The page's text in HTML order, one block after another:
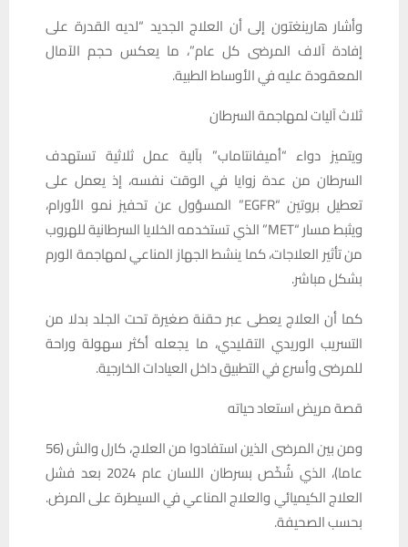
وأشار هارينغتون إلى أن العلاج الجديد “لديه القدرة على
إفادة آلاف المرضى كل عام”، ما يعكس حجم الآمال
المعقودة عليه في الأوساط الطبية.
ثلاث آليات لمهاجمة السرطان
ويتميز دواء “أميفانتاماب” بآلية عمل ثلاثية تستهدف
السرطان من عدة زوايا في الوقت نفسه، إذ يعمل على
تعطيل بروتين “EGFR” المسؤول عن تحفيز نمو الأورام،
ويثبط مسار “MET” الذي تستخدمه الخلايا السرطانية للهروب
من تأثير العلاجات، كما ينشط الجهاز المناعي لمهاجمة الورم
بشكل مباشر.
كما أن العلاج يعطى عبر حقنة صغيرة تحت الجلد بدلا من
التسريب الوريدي التقليدي، ما يجعله أكثر سهولة وراحة
للمرضى وأسرع في التطبيق داخل العيادات الخارجية.
قصة مريض استعاد حياته
ومن بين المرضى الذين استفادوا من العلاج، كارل والش (56
عاما)، الذي شُخّص بسرطان اللسان عام 2024 بعد فشل
العلاج الكيميائي والعلاج المناعي في السيطرة على المرض.
بحسب الصحيفة.